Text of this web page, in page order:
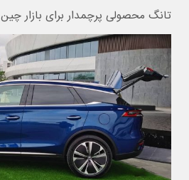
تانگ محصولی پرچمدار برای بازار